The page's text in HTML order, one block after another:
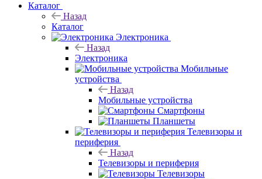
Каталог
Назад
Каталог
Электроника
Назад
Электроника
Мобильные
устройства
Назад
Мобильные устройства
Смартфоны
Планшеты
Телевизоры и
периферия
Назад
Телевизоры и периферия
Телевизоры